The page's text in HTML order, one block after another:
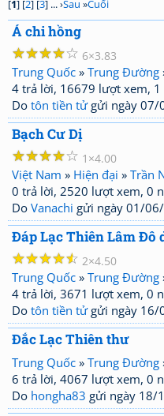
[1] [2] [3] ... ›Sau »Cuối
Á chi hồng
☆
☆
☆
☆
☆ 6 3.83
Trung Quốc » Trung Đường
4 trả lời, 16679 lượt xem,
Do tôn tiền tửgửi ngày 07/
Bạch Cư Dị
☆
☆
☆
☆
☆ 1 4.00
Việt Nam » Hiện đại » Trần
0 trả lời, 2520 lượt xem, 0
Do Vanachi gửi ngày 01/
Đáp Lạc Thiên Lâm Đô
☆
☆
☆
☆
☆ 2 4.50
Trung Quốc » Trung Đường
4 trả lời, 3671 lượt xem, 0
Do tôn tiền tửgửi ngày 16/
Đắc Lạc Thiên thư
Trung Quốc » Trung Đường
6 trả lời, 4067 lượt xem, 0
Do hongha83 gửi ngày 18/